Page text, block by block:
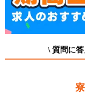
\ 質問に答